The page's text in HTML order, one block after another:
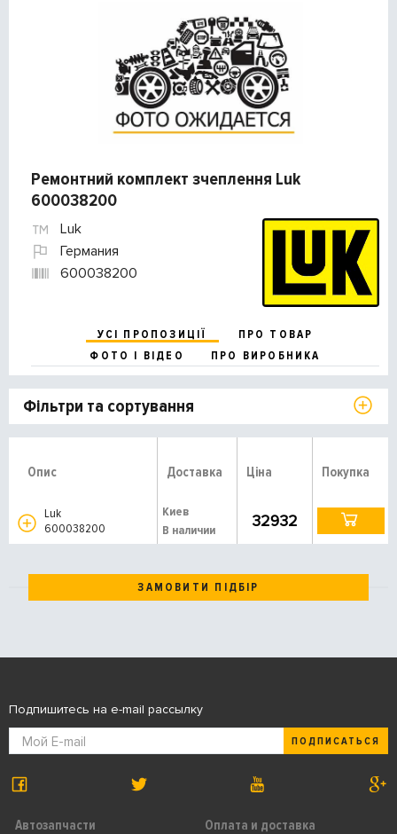
Ремонтний комплект зчеплення Luk
600038200
Luk
Германия
600038200
УСІ ПРОПОЗИЦІЇ
ПРО ТОВАР
ФОТО І ВІДЕО
ПРО ВИРОБНИКА
Фільтри та сортування
Опис Доставка Ціна Покупка
Luk
600038200
Киев
В наличии
32932
ЗАМОВИТИ ПІДБІР
Автозапчасти Оплата и доставка
Подпишитесь на e-mail рассылку
ПОДПИСАТЬСЯ